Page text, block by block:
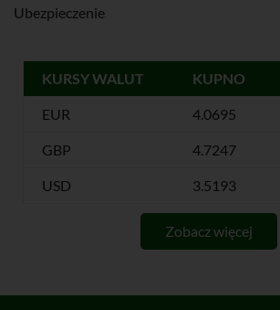
Ubezpieczenie
KURSY WALUT KUPNO
EUR 4.0695
GBP 4.7247
USD 3.5193
Zobacz więcej